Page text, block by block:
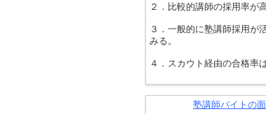
２．比較的講師の採用率が
３．一般的に塾講師採用が
みる。
４．スカウト経由の合格率
塾講師バイトの